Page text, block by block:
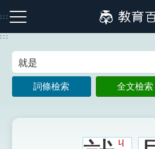
到
主
:::
注音索引圖示 筆畫索引圖示
:::
詞條檢索 全文檢索
ㄐ